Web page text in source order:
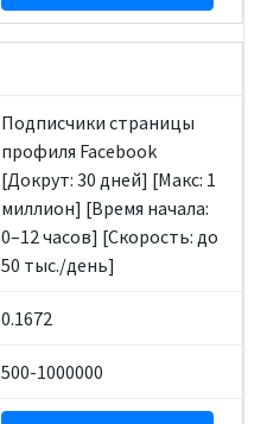
Подписчики страницы
профиля Facebook
[Докрут: 30 дней] [Макс: 1
миллион] [Время начала:
0–12 часов] [Скорость: до
50 тыс./день]
0.1672
500-1000000